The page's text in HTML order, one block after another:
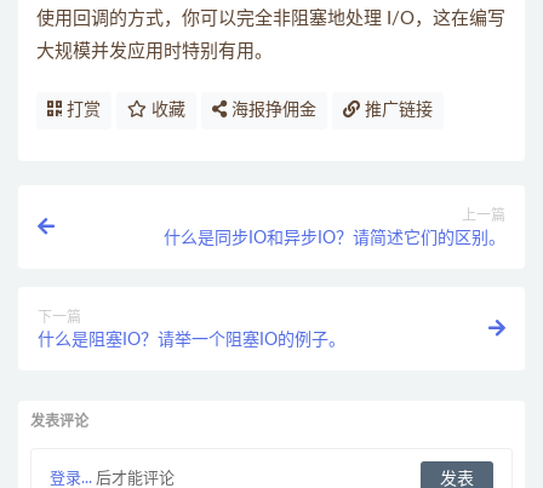
使用回调的方式，你可以完全非阻塞地处理 I/O，这在编写
大规模并发应用时特别有用。
打赏 收藏 海报挣佣金 推广链接
上一篇
什么是同步IO和异步IO？请简述它们的区别。
下一篇
什么是阻塞IO？请举一个阻塞IO的例子。
发表评论
登录... 后才能评论